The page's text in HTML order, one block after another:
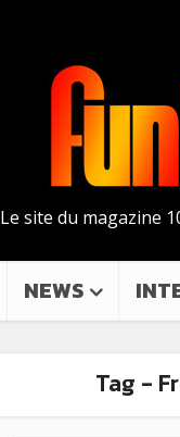
Le site du magazine
NEWS
Tag -